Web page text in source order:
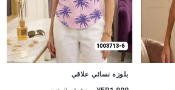
بلوزه نسائي علاقي